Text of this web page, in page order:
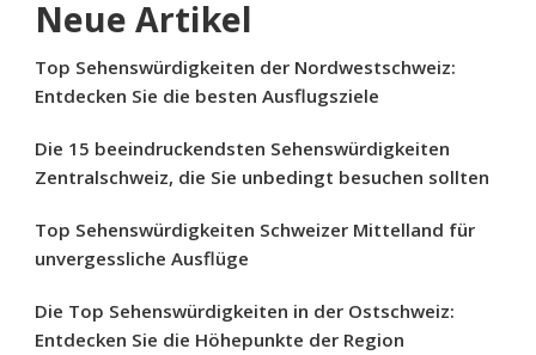
Neue Artikel
Top Sehenswürdigkeiten der Nordwestschweiz:
Entdecken Sie die besten Ausflugsziele
Die 15 beeindruckendsten Sehenswürdigkeiten
Zentralschweiz, die Sie unbedingt besuchen sollten
Top Sehenswürdigkeiten Schweizer Mittelland für
unvergessliche Ausflüge
Die Top Sehenswürdigkeiten in der Ostschweiz:
Entdecken Sie die Höhepunkte der Region